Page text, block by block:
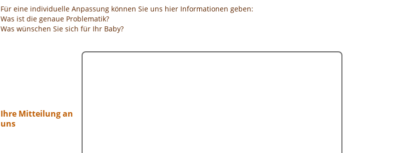
Für eine individuelle Anpassung können Sie uns hier Informationen geben:
Was ist die genaue Problematik?
Was wünschen Sie sich für Ihr Baby?
Ihre Mitteilung an
uns